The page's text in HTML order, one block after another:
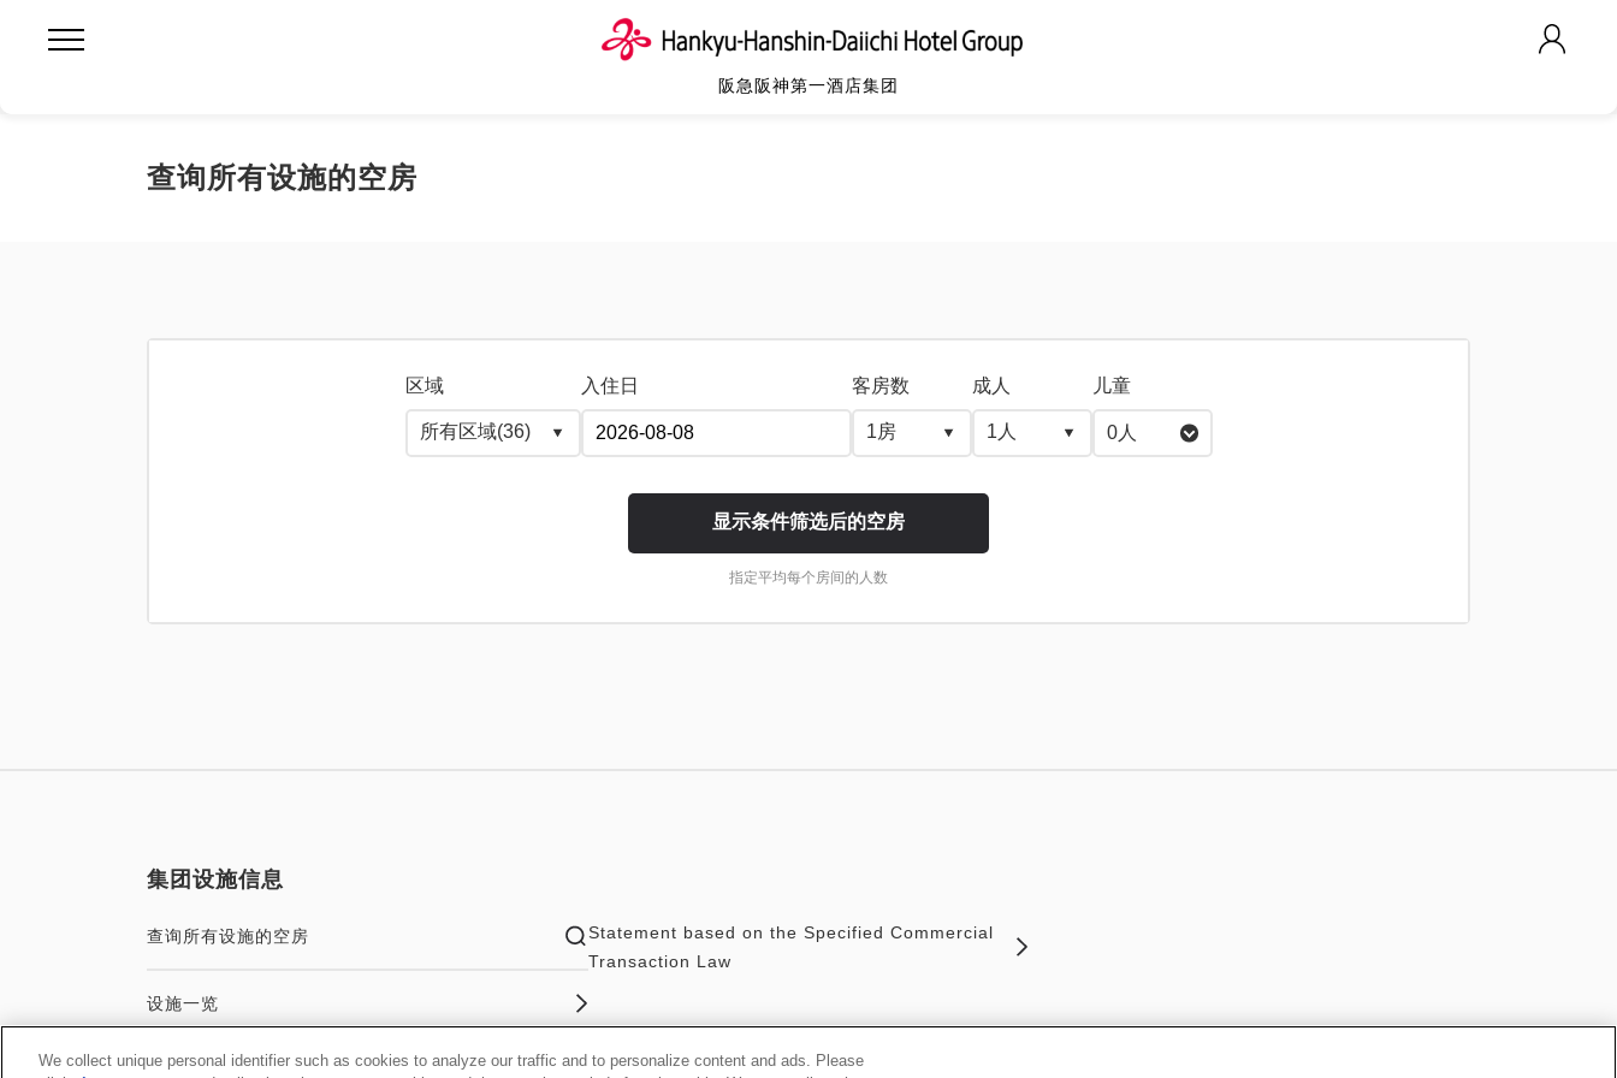
阪急阪神第一酒店集团
查询所有设施的空房
区域 入住日 客房数 成人 儿童
0人
显示条件筛选后的空房
指定平均每个房间的人数
集团设施信息
查询所有设施的空房
设施一览
集团官方网站
Statement based on the Specified Commercial
Transaction Law
We collect unique personal identifier such as cookies to analyze our traffic and to personalize content and ads. Please